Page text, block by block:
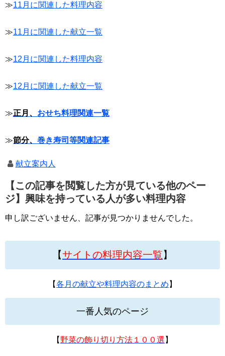
≫11月に関連した料理内容
≫11月に関連した献立一覧
≫12月に関連した料理内容
≫12月に関連した献立一覧
≫正月、 おせち料理関連一覧
≫節分、 巻き寿司等関連記事
献立案内人
【この記事を閲覧した方が見ている他のペー
ジ】興味を持っている人が多い料理内容
申し訳ございません、記事が見つかりませんでした。
【サイトの料理内容一覧】
【各月の献立や料理内容のまとめ 】
一番人気のページ
【 野菜の飾り切り方法１００選 】